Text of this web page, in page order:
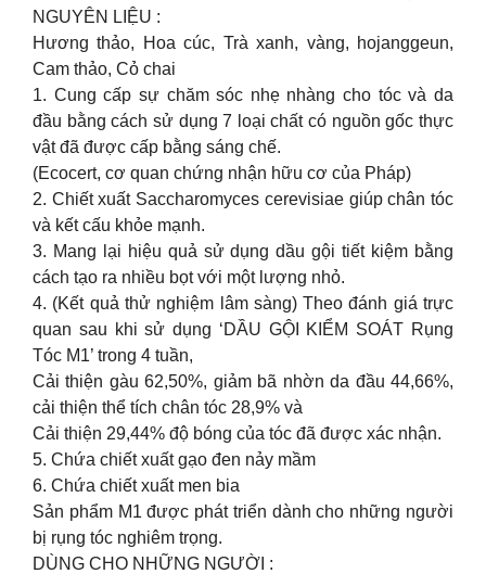
NGUYÊN LIỆU :
Hương thảo, Hoa cúc, Trà xanh, vàng, hojanggeun,
Cam thảo, Cỏ chai
1. Cung cấp sự chăm sóc nhẹ nhàng cho tóc và da
đầu bằng cách sử dụng 7 loại chất có nguồn gốc thực
vật đã được cấp bằng sáng chế.
(Ecocert, cơ quan chứng nhận hữu cơ của Pháp)
2. Chiết xuất Saccharomyces cerevisiae giúp chân tóc
và kết cấu khỏe mạnh.
3. Mang lại hiệu quả sử dụng dầu gội tiết kiệm bằng
cách tạo ra nhiều bọt với một lượng nhỏ.
4. (Kết quả thử nghiệm lâm sàng) Theo đánh giá trực
quan sau khi sử dụng ‘DẦU GỘI KIỂM SOÁT Rụng
Tóc M1’ trong 4 tuần,
Cải thiện gàu 62,50%, giảm bã nhờn da đầu 44,66%,
cải thiện thể tích chân tóc 28,9% và
Cải thiện 29,44% độ bóng của tóc đã được xác nhận.
5. Chứa chiết xuất gạo đen nảy mầm
6. Chứa chiết xuất men bia
Sản phẩm M1 được phát triển dành cho những người
bị rụng tóc nghiêm trọng.
DÙNG CHO NHỮNG NGƯỜI :